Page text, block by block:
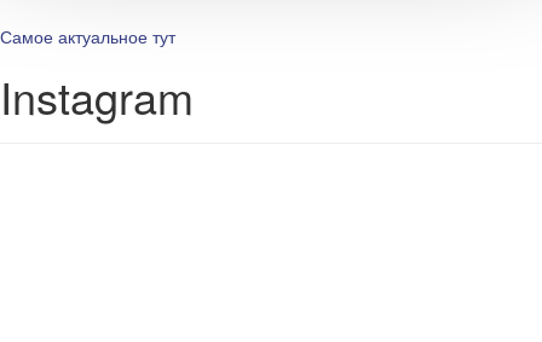
Самое актуальное тут
Instagram